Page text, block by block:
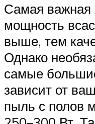
Самая важная
мощность
выше, тем
Однако
самые
зависит от
пыль с полов